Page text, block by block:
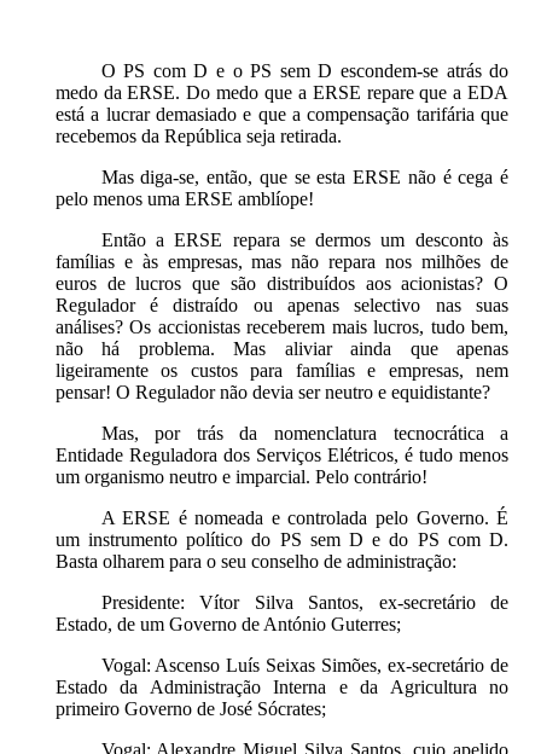
O PS com D e o PS sem D escondem-se atrás do
medo da ERSE. Do medo que a ERSE repare que a EDA
está a lucrar demasiado e que a compensação tarifária que
recebemos da República seja retirada.
Mas diga-se, então, que se esta ERSE não é cega é
pelo menos uma ERSE amblíope!
Então a ERSE repara se dermos um desconto às
famílias e às empresas, mas não repara nos milhões de
euros de lucros que são distribuídos aos acionistas? O
Regulador é distraído ou apenas selectivo nas suas
análises? Os accionistas receberem mais lucros, tudo bem,
não há problema. Mas aliviar ainda que apenas
ligeiramente os custos para famílias e empresas, nem
pensar! O Regulador não devia ser neutro e equidistante?
Mas, por trás da nomenclatura tecnocrática a
Entidade Reguladora dos Serviços Elétricos, é tudo menos
um organismo neutro e imparcial. Pelo contrário!
A ERSE é nomeada e controlada pelo Governo. É
um instrumento político do PS sem D e do PS com D.
Basta olharem para o seu conselho de administração:
Presidente: Vítor Silva Santos, ex-secretário de
Estado, de um Governo de António Guterres;
Vogal: Ascenso Luís Seixas Simões, ex-secretário de
Estado da Administração Interna e da Agricultura no
primeiro Governo de José Sócrates;